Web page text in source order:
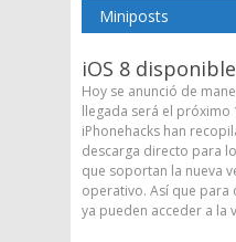
Miniposts
iOS 8
Hoy se anunció de
llegada será el próximo
iPhonehacks han
descarga directo para
que soportan la nueva
operativo. Así que para
ya pueden acceder a la